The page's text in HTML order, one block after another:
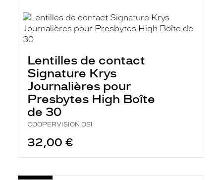
Lentilles de contact
Signature Krys
Journalières pour
Presbytes High Boîte
de 30
COOPERVISION OSI
32,00 €